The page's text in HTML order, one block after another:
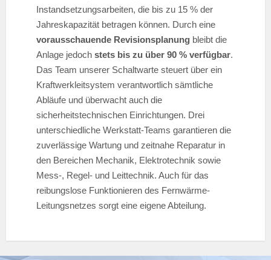
Instandsetzungsarbeiten, die bis zu 15 % der
Jahreskapazität betragen können. Durch eine
vorausschauende Revisionsplanung bleibt die
Anlage jedoch stets bis zu über 90 % verfügbar.
Das Team unserer Schaltwarte steuert über ein
Kraftwerkleitsystem verantwortlich sämtliche
Abläufe und überwacht auch die
sicherheitstechnischen Einrichtungen. Drei
unterschiedliche Werkstatt-Teams garantieren die
zuverlässige Wartung und zeitnahe Reparatur in
den Bereichen Mechanik, Elektrotechnik sowie
Mess-, Regel- und Leittechnik. Auch für das
reibungslose Funktionieren des Fernwärme-
Leitungsnetzes sorgt eine eigene Abteilung.